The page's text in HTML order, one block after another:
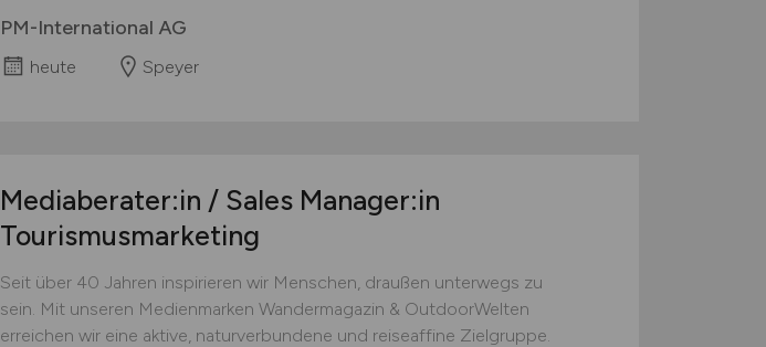
PM-International AG
heute Speyer
Mediaberater:in / Sales Manager:in
Tourismusmarketing
Seit über 40 Jahren inspirieren wir Menschen, draußen unterwegs zu
sein. Mit unseren Medienmarken Wandermagazin & OutdoorWelten
erreichen wir eine aktive, naturverbundene und reiseaffine Zielgruppe.